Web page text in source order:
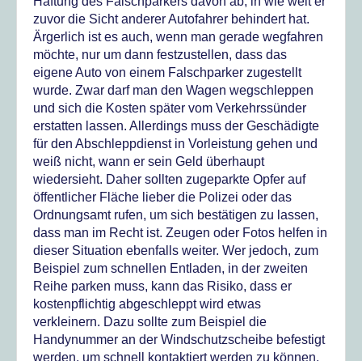
zuvor die Sicht anderer Autofahrer behindert hat.
Ärgerlich ist es auch, wenn man gerade wegfahren
möchte, nur um dann festzustellen, dass das
eigene Auto von einem Falschparker zugestellt
wurde. Zwar darf man den Wagen wegschleppen
und sich die Kosten später vom Verkehrssünder
erstatten lassen. Allerdings muss der Geschädigte
für den Abschleppdienst in Vorleistung gehen und
weiß nicht, wann er sein Geld überhaupt
wiedersieht. Daher sollten zugeparkte Opfer auf
öffentlicher Fläche lieber die Polizei oder das
Ordnungsamt rufen, um sich bestätigen zu lassen,
dass man im Recht ist. Zeugen oder Fotos helfen in
dieser Situation ebenfalls weiter. Wer jedoch, zum
Beispiel zum schnellen Entladen, in der zweiten
Reihe parken muss, kann das Risiko, dass er
kostenpflichtig abgeschleppt wird etwas
verkleinern. Dazu sollte zum Beispiel die
Handynummer an der Windschutzscheibe befestigt
werden, um schnell kontaktiert werden zu können.